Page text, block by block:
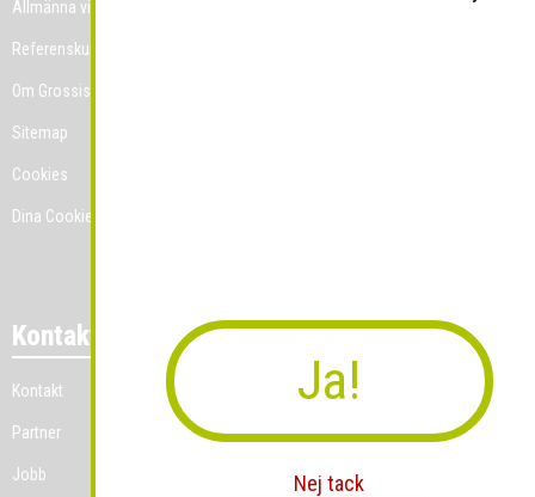
Allmänna villkor
Referenskunder
Om Grossist.se
Sitemap
Cookies
Dina Cookie-prefenser
Kontakt
Kontakt
Partner
Jobb
Ja!
Nej tack